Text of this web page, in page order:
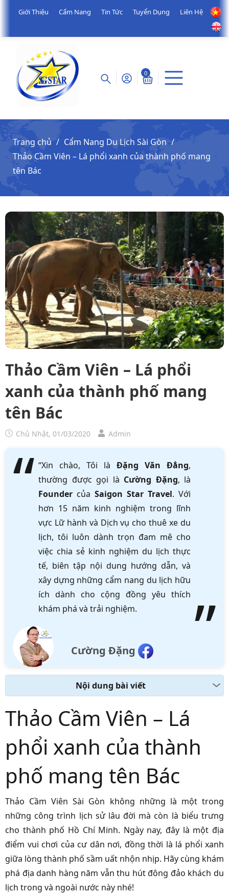
Giới Thiệu Cẩm Nang Tin Tức Tuyển Dụng Liên Hệ
0
Trang chủ
Cẩm Nang Du Lịch Sài Gòn
Thảo Cầm Viên – Lá phổi xanh của thành phố mang
tên Bác
Thảo Cầm Viên – Lá phổi
xanh của thành phố mang
tên Bác
Chủ Nhật, 01/03/2020 Admin
“Xin chào, Tôi là Đặng Văn Đẳng,
thường được gọi là Cường Đặng, là
Founder của Saigon Star Travel. Với
hơn 15 năm kinh nghiệm trong lĩnh
vực Lữ hành và Dịch vụ cho thuê xe du
lịch, tôi luôn dành trọn đam mê cho
việc chia sẻ kinh nghiệm du lịch thực
tế, biên tập nội dung hướng dẫn, và
xây dựng những cẩm nang du lịch hữu
ích dành cho cộng đồng yêu thích
khám phá và trải nghiệm.
Cường Đặng
Nội dung bài viết
Thảo Cầm Viên – Lá
phổi xanh của thành
phố mang tên Bác
Thảo Cầm Viên Sài Gòn không những là một trong
những công trình lịch sử lâu đời mà còn là biểu trưng
cho thành phố Hồ Chí Minh. Ngày nay, đây là một địa
điểm vui chơi của cư dân nơi, đồng thời là lá phổi xanh
giữa lòng thành phố sầm uất nhộn nhịp. Hãy cùng khám
phá địa danh hàng năm vẫn thu hút đông đảo khách du
lịch trong và ngoài nước này nhé!